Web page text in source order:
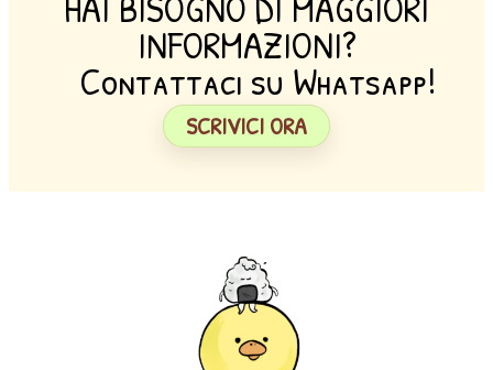
INFORMAZIONI?
Contattaci su Whatsapp!
SCRIVICI ORA